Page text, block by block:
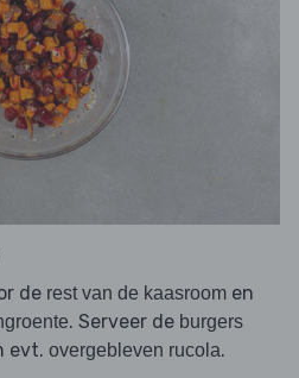
de rest van de kaasroom en
. Serveer de burgers
evt. overgebleven rucola.